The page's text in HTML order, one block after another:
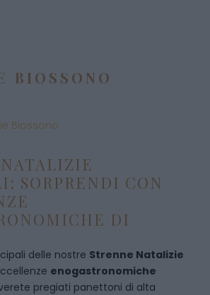
BIOSSONO
SORPRENDI CON
DI
delle nostre Strenne Natalizie
enogastronomiche
pregiati panettoni di alta